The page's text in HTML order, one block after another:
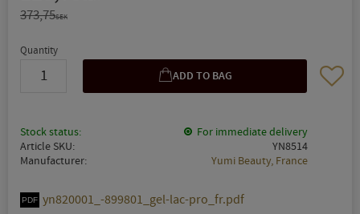
Original price:
373,75SEK
Quantity
Add to
Stock status
For immediate delivery
Article SKU
YN8514
Manufacturer
Yumi Beauty, France
yn820001_-899801_gel-lac-pro_fr.pdf